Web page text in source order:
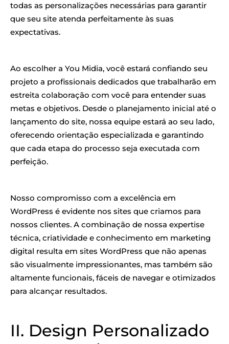
todas as personalizações necessárias para garantir
que seu site atenda perfeitamente às suas
expectativas.
Ao escolher a You Midia, você estará confiando seu
projeto a profissionais dedicados que trabalharão em
estreita colaboração com você para entender suas
metas e objetivos. Desde o planejamento inicial até o
lançamento do site, nossa equipe estará ao seu lado,
oferecendo orientação especializada e garantindo
que cada etapa do processo seja executada com
perfeição.
Nosso compromisso com a excelência em
WordPress é evidente nos sites que criamos para
nossos clientes. A combinação de nossa expertise
técnica, criatividade e conhecimento em marketing
digital resulta em sites WordPress que não apenas
são visualmente impressionantes, mas também são
altamente funcionais, fáceis de navegar e otimizados
para alcançar resultados.
II. Design Personalizado